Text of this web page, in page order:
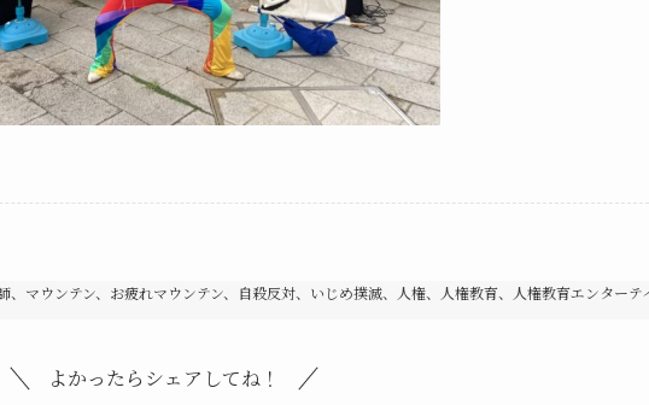
マウンテン、お疲れマウンテン、自殺反対、いじめ撲滅、人権、人権教育、人権教育エンターテ
よかったらシェアしてね！